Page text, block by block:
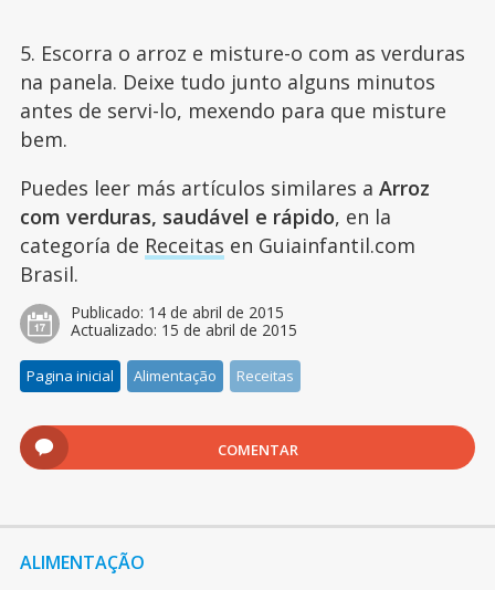
5. Escorra o arroz e misture-o com as verduras
na panela. Deixe tudo junto alguns minutos
antes de servi-lo, mexendo para que misture
bem.
Puedes leer más artículos similares a Arroz
com verduras, saudável e rápido, en la
categoría de Receitas en Guiainfantil.com
Brasil.
Publicado: 14 de abril de 2015
Actualizado: 15 de abril de 2015
Pagina inicial Alimentação Receitas
COMENTAR
ALIMENTAÇÃO